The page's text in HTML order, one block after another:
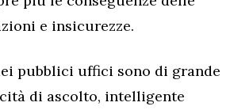
e insicurezze.
pubblici uffici sono di grande
di ascolto, intelligente